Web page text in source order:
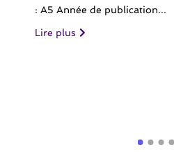
: A5 Année de publication...
Lire plus